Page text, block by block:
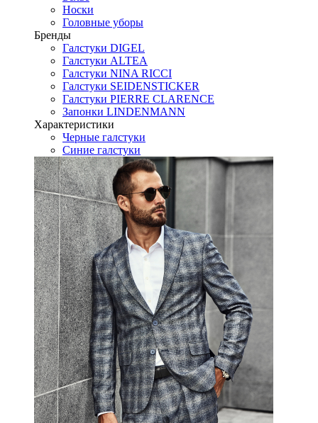
Носки
Головные уборы
Бренды
Галстуки DIGEL
Галстуки ALTEA
Галстуки NINA RICCI
Галстуки SEIDENSTICKER
Галстуки PIERRE CLARENCE
Запонки LINDENMANN
Характеристики
Черные галстуки
Синие галстуки